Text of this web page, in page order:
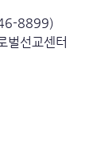
8899)
벌선교센터